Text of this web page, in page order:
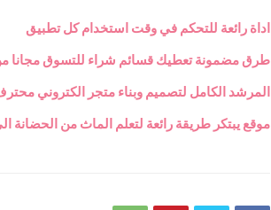
اداة رائعة للتحكم في وقت استخدام كل تطبيق
طرق مضمونة تعطيك قسائم شراء للتسوق مجانا
المرشد الكامل لتصميم وبناء متجر الكتروني
موقع يبتكر طريقة رائعة لتعلم الماث من الحضانة